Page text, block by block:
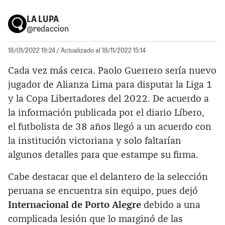
LA LUPA
@redaccion
18/01/2022 19:24/ Actualizado al 18/11/2022 15:14
Cada vez más cerca. Paolo Guerrero sería nuevo
jugador de Alianza Lima para disputar la Liga 1
y la Copa Libertadores del 2022. De acuerdo a
la información publicada por el diario Líbero,
el futbolista de 38 años llegó a un acuerdo con
la institución victoriana y solo faltarían
algunos detalles para que estampe su firma.
Cabe destacar que el delantero de la selección
peruana se encuentra sin equipo, pues dejó
Internacional de Porto Alegre debido a una
complicada lesión que lo marginó de las